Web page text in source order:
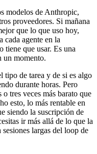
modelos de Anthropic,
proveedores. Si mañana
que lo que uso hoy,
agente en la
tiene que usar. Es una
un momento.
tipo de tarea y de si es algo
durante horas. Pero
tres veces más barato que
esto, lo más rentable en
siendo la suscripción de
ir más allá de lo que la
largas del loop de